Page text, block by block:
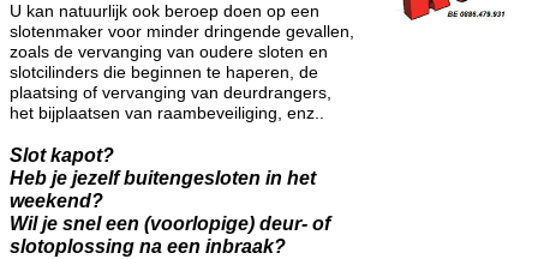
U kan natuurlijk ook beroep doen op een
slotenmaker voor minder dringende gevallen,
zoals de vervanging van oudere sloten en
slotcilinders die beginnen te haperen, de
plaatsing of vervanging van deurdrangers,
het bijplaatsen van raambeveiliging, enz..
Slot kapot?
Heb je jezelf buitengesloten in het
weekend?
Wil je snel een (voorlopige) deur- of
slotoplossing na een inbraak?